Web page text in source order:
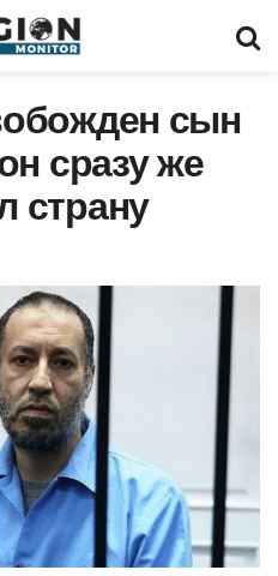
сын
сразу же
страну